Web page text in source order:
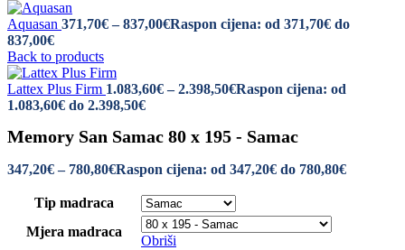
Aquasan 371,70€ – 837,00€Raspon cijena: od 371,70€ do
837,00€
Back to products
Lattex Plus Firm 1.083,60€ – 2.398,50€Raspon cijena: od
1.083,60€ do 2.398,50€
Memory San Samac 80 x 195 - Samac
347,20€ – 780,80€Raspon cijena: od 347,20€ do 780,80€
Tip madraca
Mjera madraca
Obriši